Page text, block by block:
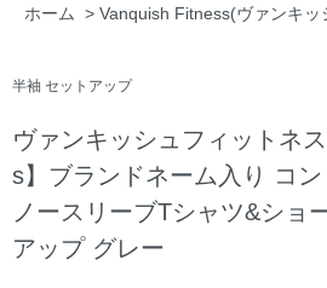
ホーム
> Vanquish Fitness(ヴァンキッ
半袖 セットアップ
ヴァンキッシュフィットネ
s】ブランドネーム入り コ
ノースリーブTシャツ&ショ
アップ グレー